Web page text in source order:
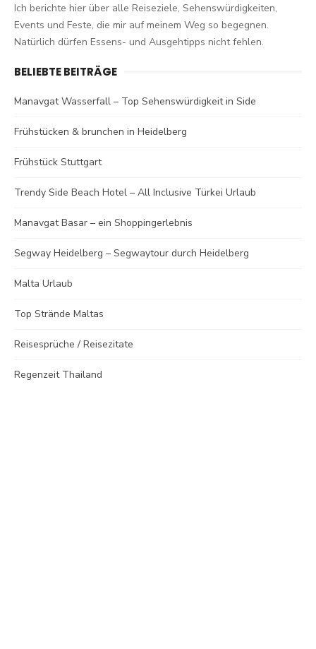
Ich berichte hier über alle Reiseziele, Sehenswürdigkeiten,
Events und Feste, die mir auf meinem Weg so begegnen.
Natürlich dürfen Essens- und Ausgehtipps nicht fehlen.
BELIEBTE BEITRÄGE
Manavgat Wasserfall – Top Sehenswürdigkeit in Side
Frühstücken & brunchen in Heidelberg
Frühstück Stuttgart
Trendy Side Beach Hotel – All Inclusive Türkei Urlaub
Manavgat Basar – ein Shoppingerlebnis
Segway Heidelberg – Segwaytour durch Heidelberg
Malta Urlaub
Top Strände Maltas
Reisesprüche / Reisezitate
Regenzeit Thailand